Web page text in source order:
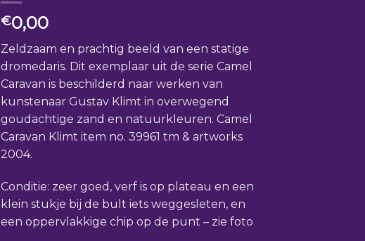
€0,00
Zeldzaam en prachtig beeld van een statige
dromedaris. Dit exemplaar uit de serie Camel
Caravan is beschilderd naar werken van
kunstenaar Gustav Klimt in overwegend
goudachtige zand en natuurkleuren. Camel
Caravan Klimt item no. 39961 tm & artworks
2004.
Conditie: zeer goed, verf is op plateau en een
klein stukje bij de bult iets weggesleten, en
een oppervlakkige chip op de punt – zie foto